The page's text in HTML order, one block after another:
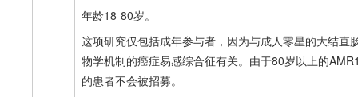
年龄18-80岁。
这项研究仅包括成年参与者，因为与成人零星的大结
物学机制的癌症易感综合征有关。由于80岁以上的
的患者不会被招募。